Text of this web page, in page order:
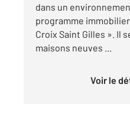
dans un
programme
Croix Saint Gilles ». Il
maisons neuves ...
Voir le